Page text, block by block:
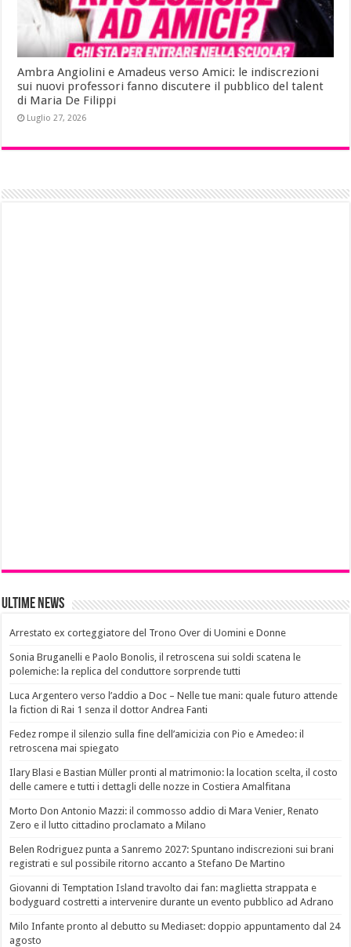
Ambra Angiolini e Amadeus verso Amici: le indiscrezioni
sui nuovi professori fanno discutere il pubblico del talent
di Maria De Filippi
Luglio 27, 2026
Ultime News
Arrestato ex corteggiatore del Trono Over di Uomini e Donne
Sonia Bruganelli e Paolo Bonolis, il retroscena sui soldi scatena le
polemiche: la replica del conduttore sorprende tutti
Luca Argentero verso l’addio a Doc – Nelle tue mani: quale futuro attende
la fiction di Rai 1 senza il dottor Andrea Fanti
Fedez rompe il silenzio sulla fine dell’amicizia con Pio e Amedeo: il
retroscena mai spiegato
Ilary Blasi e Bastian Müller pronti al matrimonio: la location scelta, il costo
delle camere e tutti i dettagli delle nozze in Costiera Amalfitana
Morto Don Antonio Mazzi: il commosso addio di Mara Venier, Renato
Zero e il lutto cittadino proclamato a Milano
Belen Rodriguez punta a Sanremo 2027: Spuntano indiscrezioni sui brani
registrati e sul possibile ritorno accanto a Stefano De Martino
Giovanni di Temptation Island travolto dai fan: maglietta strappata e
bodyguard costretti a intervenire durante un evento pubblico ad Adrano
Milo Infante pronto al debutto su Mediaset: doppio appuntamento dal 24
agosto